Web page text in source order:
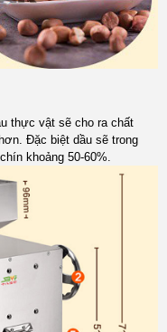
thực vật sẽ cho ra chất
Đặc biệt dầu sẽ trong
khoảng 50-60%.